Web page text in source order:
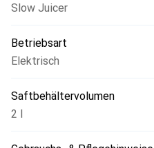
Slow Juicer
Betriebsart
Elektrisch
Saftbehältervolumen
2 l